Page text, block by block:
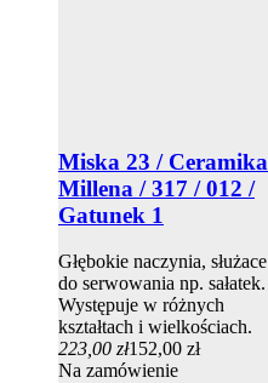
Miska 23 / Ceramika
Millena / 317 / 012 /
Gatunek 1
Głębokie naczynia, służace
do serwowania np. sałatek.
Występuje w różnych
kształtach i wielkościach.
223,00 zł152,00 zł
Na zamówienie